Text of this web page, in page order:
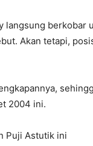
langsung berkobar
Akan tetapi,
2004 ini.
Puji Astutik ini